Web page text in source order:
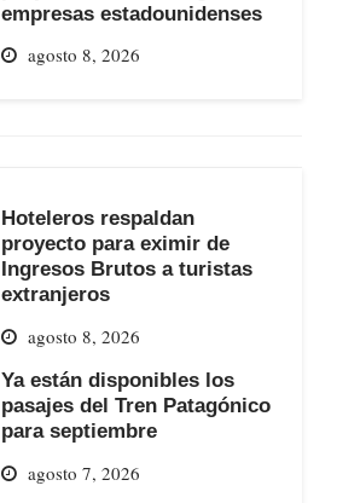
empresas estadounidenses
agosto 8, 2026
Hoteleros respaldan
proyecto para eximir de
Ingresos Brutos a turistas
extranjeros
agosto 8, 2026
Ya están disponibles los
pasajes del Tren Patagónico
para septiembre
agosto 7, 2026